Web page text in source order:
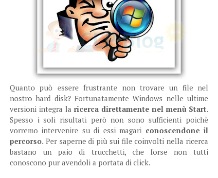
Quanto può essere frustrante non trovare un file nel
nostro hard disk? Fortunatamente Windows nelle ultime
versioni integra la ricerca direttamente nel menù Start.
Spesso i soli risultati però non sono sufficienti poichè
vorremo intervenire su di essi magari conoscendone il
percorso. Per saperne di più sui file coinvolti nella ricerca
bastano un paio di trucchetti, che forse non tutti
conoscono pur avendoli a portata di click.